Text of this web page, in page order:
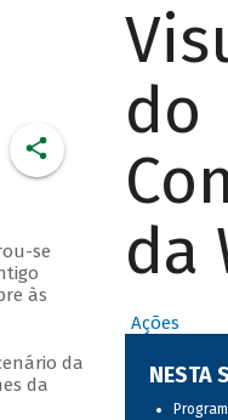
se
às
da
da
do
da
Ações
NESTA